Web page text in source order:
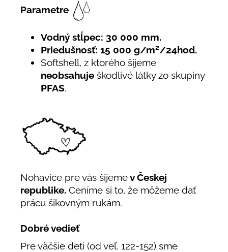
Parametre
Vodný stĺpec: 30 000 mm.
Priedušnosť: 15 000 g/m2/24hod.
Softshell, z ktorého šijeme
neobsahuje škodlivé látky zo skupiny
PFAS.
Nohavice pre vás šijemev Českej
republike. Ceníme si to, že môžeme dať
prácu šikovným rukám.
Dobré vedieť
Pre väčšie deti (od veľ. 122-152) sme